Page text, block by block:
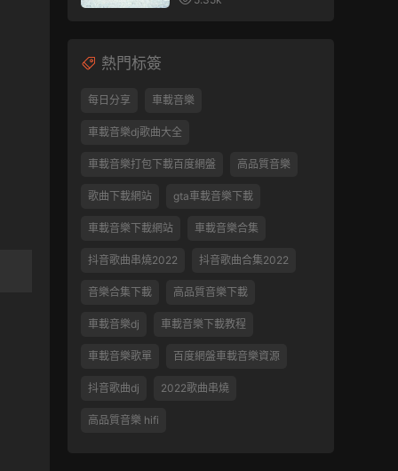
熱門标簽
每日分享 車載音樂
車載音樂dj歌曲大全
車載音樂打包下載百度網盤 高品質音樂
歌曲下載網站 gta車載音樂下載
車載音樂下載網站 車載音樂合集
抖音歌曲串燒2022 抖音歌曲合集2022
音樂合集下載 高品質音樂下載
車載音樂dj 車載音樂下載教程
車載音樂歌單 百度網盤車載音樂資源
抖音歌曲dj 2022歌曲串燒
高品質音樂 hifi